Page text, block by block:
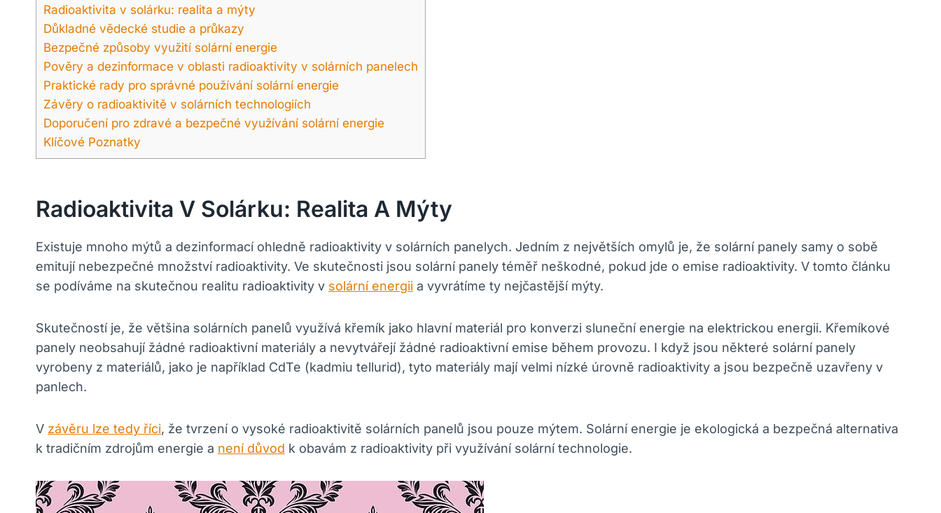
Radioaktivita v solárku: realita a mýty
Důkladné vědecké studie a průkazy
Bezpečné způsoby využití solární energie
Pověry a dezinformace v oblasti radioaktivity v solárních panelech
Praktické rady pro správné používání solární energie
Závěry o radioaktivitě v solárních technologiích
Doporučení pro zdravé a bezpečné využívání solární energie
Klíčové Poznatky
Radioaktivita V Solárku: Realita A Mýty
Existuje mnoho mýtů a dezinformací ohledně radioaktivity v solárních panelych. Jedním z největších omylů je, že solární panely samy o sobě
emitují nebezpečné množství radioaktivity. Ve skutečnosti jsou solární panely téměř neškodné, pokud jde o emise radioaktivity. V tomto článku
se podíváme na skutečnou realitu radioaktivity v solární energii a vyvrátíme ty nejčastější mýty.
Skutečností je, že většina solárních panelů využívá křemík jako hlavní materiál pro konverzi sluneční energie na elektrickou energii. Křemíkové
panely neobsahují žádné radioaktivní materiály a nevytvářejí žádné radioaktivní emise během provozu. I když jsou některé solární panely
vyrobeny z materiálů, jako je například CdTe (kadmiu tellurid), tyto materiály mají velmi nízké úrovně radioaktivity a jsou bezpečně uzavřeny v
panlech.
V závěru lze tedy říci, že tvrzení o vysoké radioaktivitě solárních panelů jsou pouze mýtem. Solární energie je ekologická a bezpečná alternativa
k tradičním zdrojům energie a není důvod k obavám z radioaktivity při využívání solární technologie.